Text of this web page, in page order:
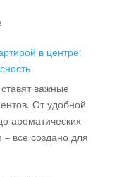
важные
От удобной
ароматических
все создано для